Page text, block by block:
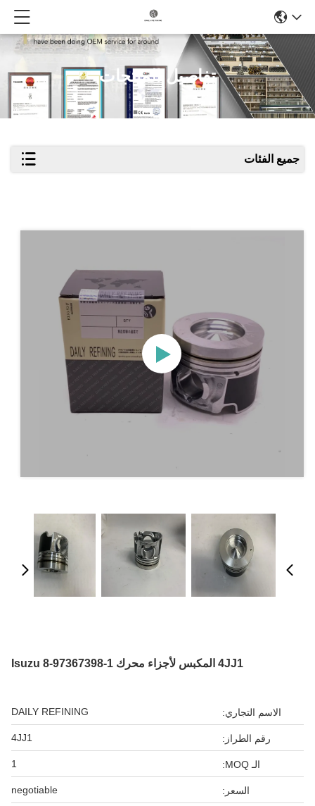
تفاصيل المنتجات
جميع الفئات
4JJ1 المكبس لأجزاء محرك Isuzu 8-97367398-1
الاسم التجاري: DAILY REFINING
رقم الطراز: 4JJ1
الـ MOQ: 1
السعر: negotiable